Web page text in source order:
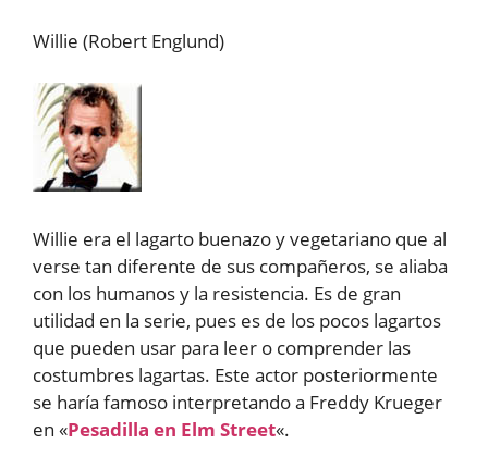
Willie (Robert Englund)
Willie era el lagarto buenazo y vegetariano que al
verse tan diferente de sus compañeros, se aliaba
con los humanos y la resistencia. Es de gran
utilidad en la serie, pues es de los pocos lagartos
que pueden usar para leer o comprender las
costumbres lagartas. Este actor posteriormente
se haría famoso interpretando a Freddy Krueger
en «Pesadilla en Elm Street«.